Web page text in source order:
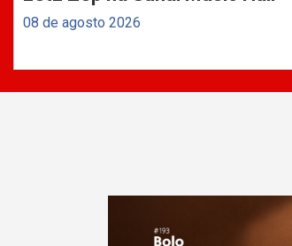
08 de agosto 2026